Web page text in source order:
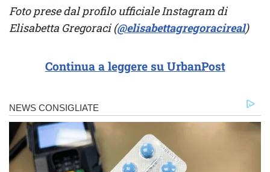
Foto prese dal profilo ufficiale Instagram di
Elisabetta Gregoraci (@elisabettagregoracireal)
Continua a leggere su UrbanPost